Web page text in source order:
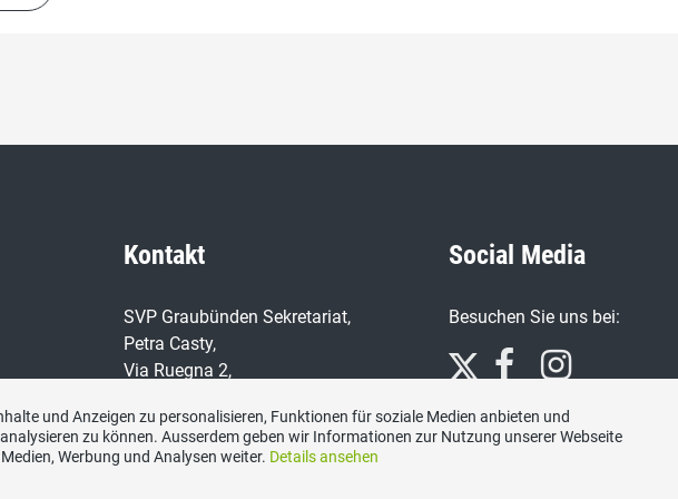
Kontakt
SVP Graubünden Sekretariat,
Petra Casty,
Via Ruegna 2,
Telefon
076 247 91 66
Social Media
Besuchen Sie uns bei:
und Anzeigen zu personalisieren, Funktionen für soziale Medien anbieten und
zu können. Ausserdem geben wir Informationen zur Nutzung unserer Webseite
Werbung und Analysen weiter. Details ansehen